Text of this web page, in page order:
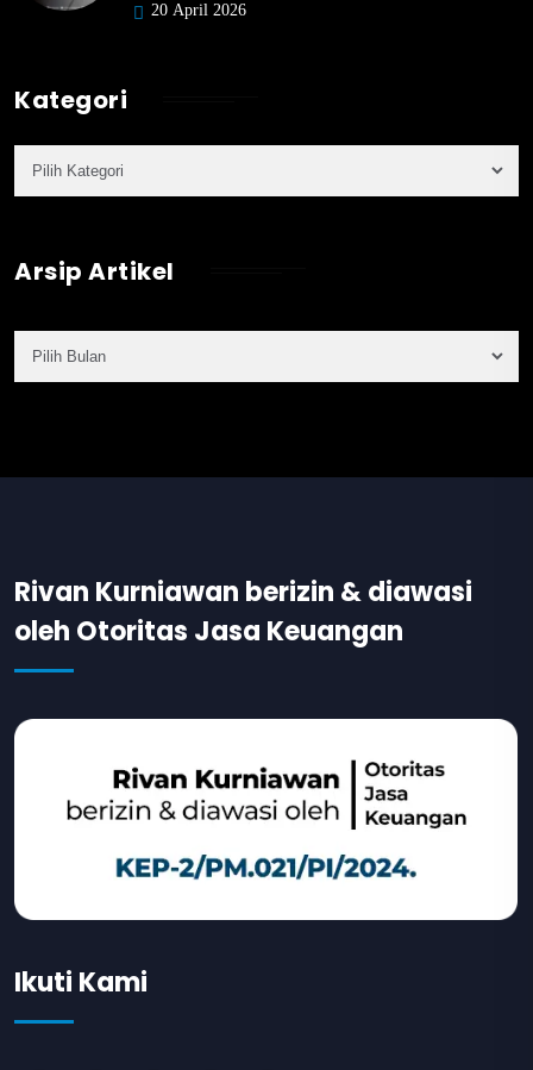
20 April 2026
Kategori
Arsip Artikel
Rivan Kurniawan berizin & diawasi
oleh Otoritas Jasa Keuangan
Ikuti Kami